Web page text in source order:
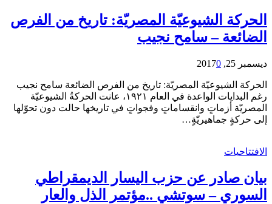
الحركة الشيوعيّة المصريّة: تاريخ من الفرص
الضائعة – سامح نجيب
ديسمبر 25, 2017 0
الحركة الشيوعيّة المصريّة: تاريخ من الفرص الضائعة سامح نجيب
رغم البدايات الواعدة في العام ١٩٢١، عانت الحركةُ الشيوعيّة
المصريّة أزماتٍ وانقساماتٍ وفجواتٍ في تاريخها حالت دون تحوّلها
إلى حركةٍ جماهيريّةٍ…
الافتتاحيات
بيان صادر عن حزب اليسار الديمقراطي
السوري – سوتشي ..مؤتمر الذل والعار